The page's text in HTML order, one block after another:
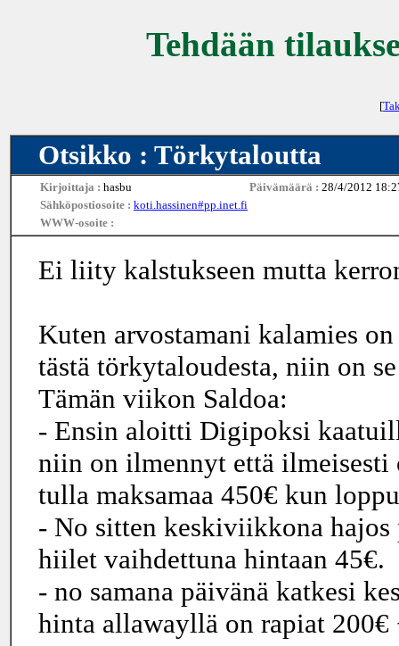
Tehdään
[
Otsikko : Törkytaloutta
Kirjoittaja : hasbu Päivämäärä : 28/4/2012
Sähköpostiosoite : koti.hassinen#pp.inet.fi
WWW-osoite :
Ei liity kalstukseen mutta
Kuten arvostamani kalamies
tästä törkytaloudesta, niin on
Tämän viikon Saldoa:
- Ensin aloitti Digipoksi
niin on ilmennyt että
tulla maksamaa 450€ kun
- No sitten keskiviikkona hajos
hiilet vaihdettuna hintaan 45€.
- no samana päivänä katkesi
hinta allawayllä on rapiat